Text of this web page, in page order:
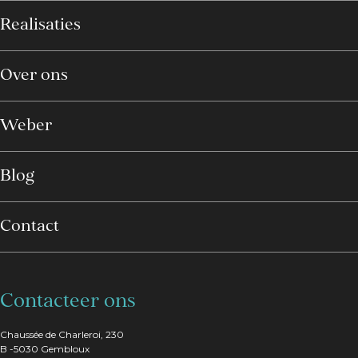
Realisaties
Over ons
Weber
Blog
Contact
Contacteer ons
Chaussée de Charleroi, 230
B -5030 Gembloux